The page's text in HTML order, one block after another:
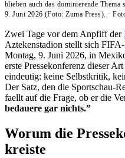
blieben auch das dominierende
9. Juni 2026 (Foto: Zuma Press). ·
Zwei Tage vor dem Anpfiff der
Aztekenstadion stellt sich
Montag, 9. Juni 2026, in
erste Pressekonferenz dieser
eindeutig: keine Selbstkritik,
Der Satz, den die Sportschau-
faellt auf die Frage, ob er die
bedauere gar nichts.”
Worum die
kreiste